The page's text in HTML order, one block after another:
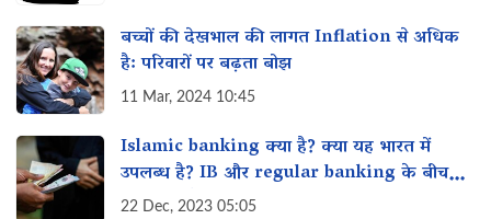
बच्चों की देखभाल की लागत Inflation से अधिक
है: परिवारों पर बढ़ता बोझ
11 Mar, 2024 10:45
Islamic banking क्या है? क्या यह भारत में
उपलब्ध है? IB और regular banking के बीच
क्या अंतर है?
22 Dec, 2023 05:05